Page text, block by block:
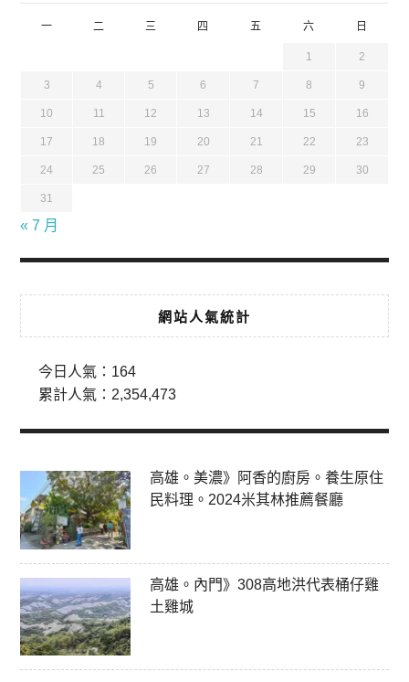
一 二 三 四 五 六 日
1 2
3 4 5 6 7 8 9
10 11 12 13 14 15 16
17 18 19 20 21 22 23
24 25 26 27 28 29 30
31
« 7 月
網站人氣統計
今日人氣： 164
累計人氣： 2,354,473
高雄。美濃》阿香的廚房。養生原住
民料理。2024米其林推薦餐廳
高雄。內門》308高地洪代表桶仔雞
土雞城